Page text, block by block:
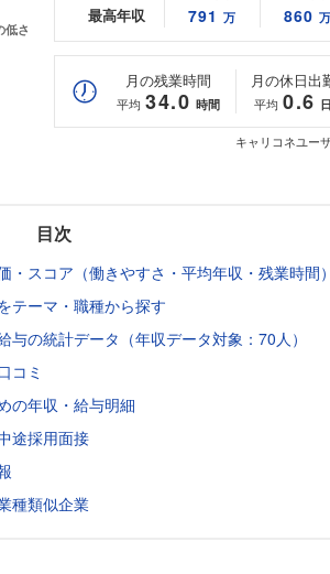
最高年収
791 万
860 万
月の残業時間
平均 34.0 時間
月の休日出
平均 0.6 日
キャリコネユー
目次
スコア（働きやすさ・平均年収・残業時間）
テーマ・職種から探す
の統計データ（年収データ対象：70人）
コミ
の年収・給与明細
途採用面接
種類似企業